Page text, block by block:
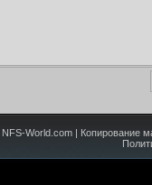
NFS-World.com | Копирование